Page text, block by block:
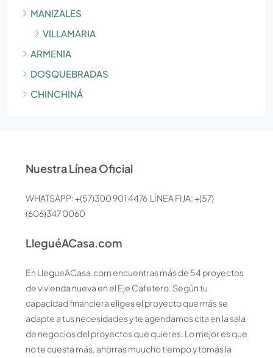
MANIZALES
VILLAMARIA
ARMENIA
DOSQUEBRADAS
CHINCHINÁ
Nuestra Línea Oficial
WHATSAPP: +(57)300 901 4476 LÍNEA FIJA: +(57)
(606)347 0060
LleguéACasa.com
En LlegueACasa.com encuentras más de 54 proyectos
de vivienda nueva en el Eje Cafetero. Según tu
capacidad financiera eliges el proyecto que más se
adapte a tus necesidades y te agendamos cita en la sala
de negocios del proyectos que quieres. Lo mejor es que
no te cuesta más, ahorras muucho tiempo y tomas la